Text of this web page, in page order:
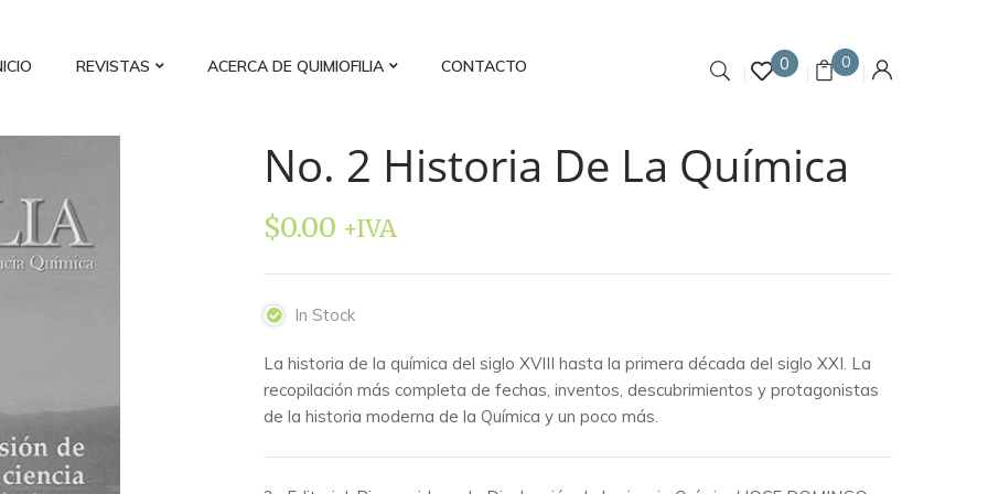
REVISTAS ACERCA DE QUIMIOFILIA CONTACTO 0 0
No. 2 Historia De La Química
$0.00 +IVA
In Stock
La historia de la química del siglo XVIII hasta la primera década del siglo XXI. La
recopilación más completa de fechas, inventos, descubrimientos y protagonistas
de la historia moderna de la Química y un poco más.